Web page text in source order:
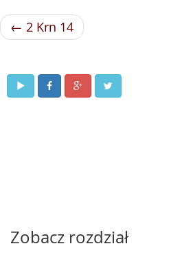
← 2 Krn 14
Zobacz rozdział